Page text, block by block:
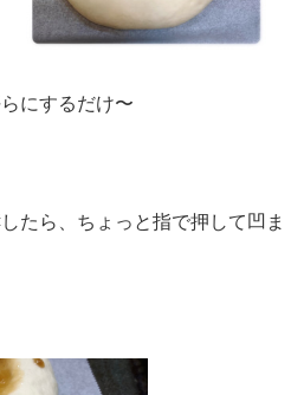
にするだけ〜
たら、ちょっと指で押して凹ま